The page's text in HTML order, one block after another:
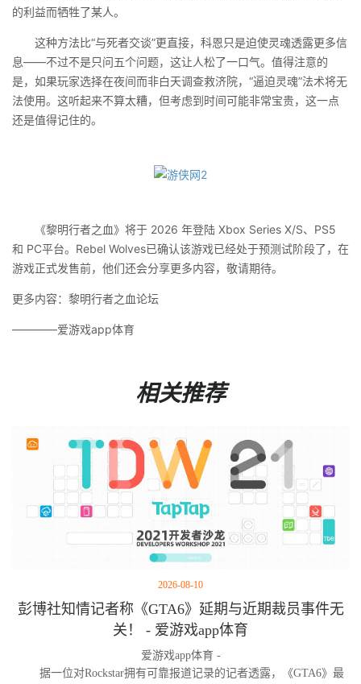
的利益而牺牲了某人。
这种方法比“与死者交谈”更直接，科恩只是迫使灵魂透露更多信
息——不过不是只问五个问题，这让人松了一口气。值得注意的
是，如果玩家选择在夜间而非白天调查救济院，“逼迫灵魂”法术将无
法使用。这听起来不算太糟，但考虑到时间可能非常宝贵，这一点
还是值得记住的。
《黎明行者之血》将于 2026 年登陆 Xbox Series X/S、PS5
和 PC平台。Rebel Wolves已确认该游戏已经处于预测试阶段了，在
游戏正式发售前，他们还会分享更多内容，敬请期待。
更多内容：黎明行者之血论坛
————爱游戏app体育
相关推荐
2026-08-10
彭博社知情记者称《GTA6》延期与近期裁员事件无
关！ - 爱游戏app体育
爱游戏app体育 -
据一位对Rockstar拥有可靠报道记录的记者透露，《GTA6》最